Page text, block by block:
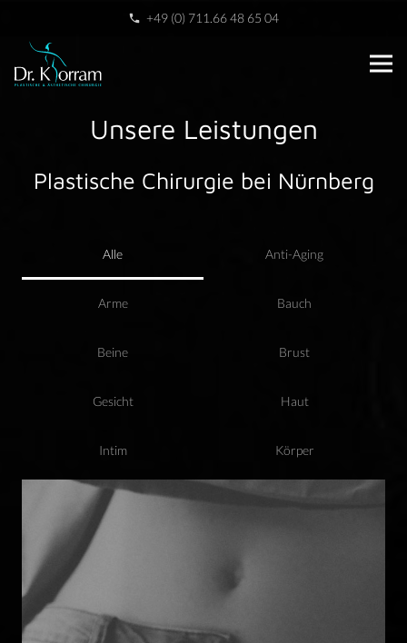
phone +49 (0) 711.66 48 65 04
Unsere Leistungen
Plastische Chirurgie bei Nürnberg
Alle Anti-Aging
Arme Bauch
Beine Brust
Gesicht Haut
Intim Körper